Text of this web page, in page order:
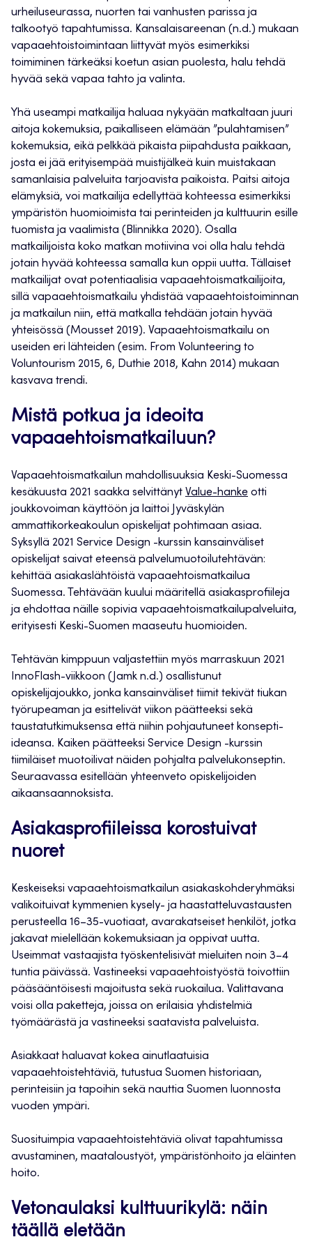
urheiluseurassa, nuorten tai vanhusten parissa ja
talkootyö tapahtumissa. Kansalaisareenan (n.d.) mukaan
vapaaehtoistoimintaan liittyvät myös esimerkiksi
toimiminen tärkeäksi koetun asian puolesta, halu tehdä
hyvää sekä vapaa tahto ja valinta.
Yhä useampi matkailija haluaa nykyään matkaltaan juuri
aitoja kokemuksia, paikalliseen elämään ”pulahtamisen”
kokemuksia, eikä pelkkää pikaista piipahdusta paikkaan,
josta ei jää erityisempää muistijälkeä kuin muistakaan
samanlaisia palveluita tarjoavista paikoista. Paitsi aitoja
elämyksiä, voi matkailija edellyttää kohteessa esimerkiksi
ympäristön huomioimista tai perinteiden ja kulttuurin esille
tuomista ja vaalimista (Blinnikka 2020). Osalla
matkailijoista koko matkan motiivina voi olla halu tehdä
jotain hyvää kohteessa samalla kun oppii uutta. Tällaiset
matkailijat ovat potentiaalisia vapaaehtoismatkailijoita,
sillä vapaaehtoismatkailu yhdistää vapaaehtoistoiminnan
ja matkailun niin, että matkalla tehdään jotain hyvää
yhteisössä (Mousset 2019). Vapaaehtoismatkailu on
useiden eri lähteiden (esim. From Volunteering to
Voluntourism 2015, 6, Duthie 2018, Kahn 2014) mukaan
kasvava trendi.
Mistä potkua ja ideoita
vapaaehtoismatkailuun?
Vapaaehtoismatkailun mahdollisuuksia Keski-Suomessa
kesäkuusta 2021 saakka selvittänyt Value-hanke otti
joukkovoiman käyttöön ja laittoi Jyväskylän
ammattikorkeakoulun opiskelijat pohtimaan asiaa.
Syksyllä 2021 Service Design -kurssin kansainväliset
opiskelijat saivat eteensä palvelumuotoilutehtävän:
kehittää asiakaslähtöistä vapaaehtoismatkailua
Suomessa. Tehtävään kuului määritellä asiakasprofiileja
ja ehdottaa näille sopivia vapaaehtoismatkailupalveluita,
erityisesti Keski-Suomen maaseutu huomioiden.
Tehtävän kimppuun valjastettiin myös marraskuun 2021
InnoFlash-viikkoon (Jamk n.d.) osallistunut
opiskelijajoukko, jonka kansainväliset tiimit tekivät tiukan
työrupeaman ja esittelivät viikon päätteeksi sekä
taustatutkimuksensa että niihin pohjautuneet konsepti-
ideansa. Kaiken päätteeksi Service Design -kurssin
tiimiläiset muotoilivat näiden pohjalta palvelukonseptin.
Seuraavassa esitellään yhteenveto opiskelijoiden
aikaansaannoksista.
Asiakasprofiileissa korostuivat
nuoret
Keskeiseksi vapaaehtoismatkailun asiakaskohderyhmäksi
valikoituivat kymmenien kysely- ja haastatteluvastausten
perusteella 16–35-vuotiaat, avarakatseiset henkilöt, jotka
jakavat mielellään kokemuksiaan ja oppivat uutta.
Useimmat vastaajista työskentelisivät mieluiten noin 3–4
tuntia päivässä. Vastineeksi vapaaehtoistyöstä toivottiin
pääsääntöisesti majoitusta sekä ruokailua. Valittavana
voisi olla paketteja, joissa on erilaisia yhdistelmiä
työmäärästä ja vastineeksi saatavista palveluista.
Asiakkaat haluavat kokea ainutlaatuisia
vapaaehtoistehtäviä, tutustua Suomen historiaan,
perinteisiin ja tapoihin sekä nauttia Suomen luonnosta
vuoden ympäri.
Suosituimpia vapaaehtoistehtäviä olivat tapahtumissa
avustaminen, maataloustyöt, ympäristönhoito ja eläinten
hoito.
Vetonaulaksi kulttuurikylä: näin
täällä eletään